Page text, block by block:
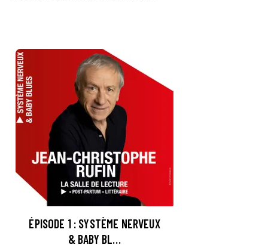
ÉPISODE 1 : SYSTÈME NERVEUX
& BABY BL…